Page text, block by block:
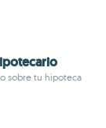
sobre tu hipoteca